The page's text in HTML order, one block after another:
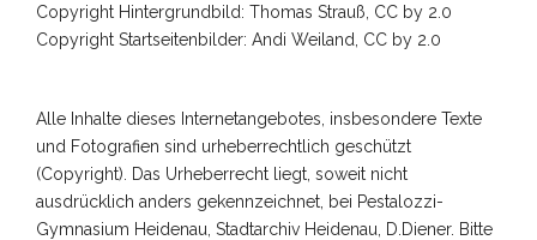
Copyright Hintergrundbild: Thomas Strauß, CC by 2.0
Copyright Startseitenbilder: Andi Weiland, CC by 2.0
Alle Inhalte dieses Internetangebotes, insbesondere Texte
und Fotografien sind urheberrechtlich geschützt
(Copyright). Das Urheberrecht liegt, soweit nicht
ausdrücklich anders gekennzeichnet, bei Pestalozzi-
Gymnasium Heidenau, Stadtarchiv Heidenau, D.Diener. Bitte